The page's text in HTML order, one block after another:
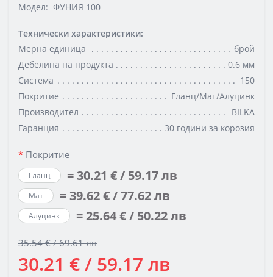
Модел: ФУНИЯ 100
Технически характеристики:
Мерна единица
брой
Дебелина на продукта
0.6 мм
Система
150
Покритие
Гланц/Мат/Алуцинк
Производител
BILKA
Гаранция
30 години за корозия
Покритие
Гланц = 30.21 € / 59.17 лв
Мат = 39.62 € / 77.62 лв
Алуцинк = 25.64 € / 50.22 лв
35.54 € / 69.61 лв
30.21 € / 59.17 лв